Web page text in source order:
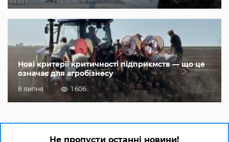
Нові критерії критичності підприємств — що це
означає для агробізнесу
8 липня 1 606
Не пропусти останні новини!